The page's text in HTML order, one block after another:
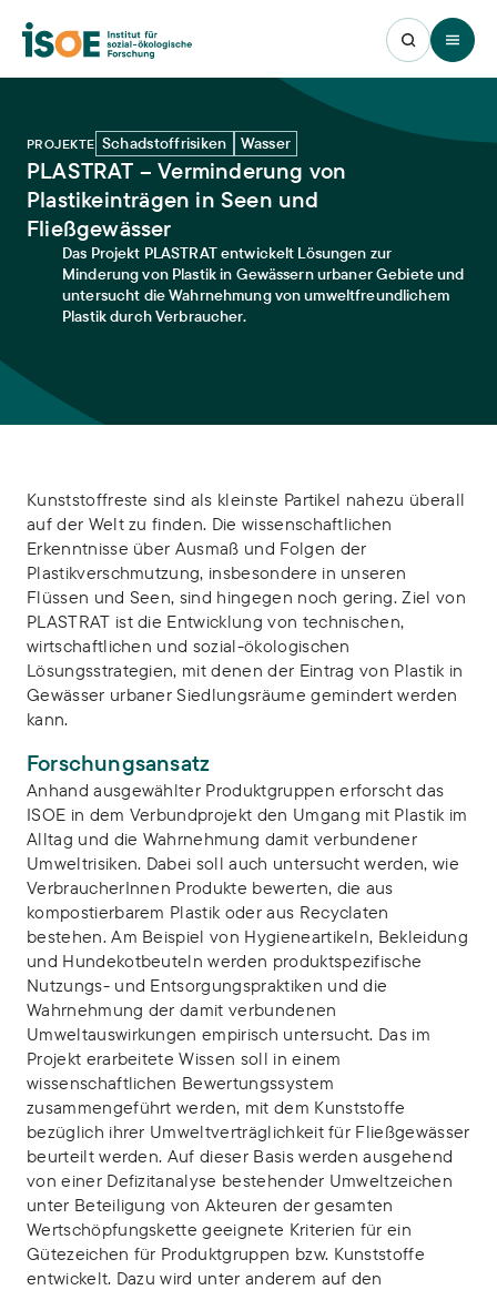
Open
PROJEKTE Schadstoffrisiken Wasser
PLASTRAT – Verminderung von
Plastikeinträgen in Seen und
Fließgewässer
Das Projekt PLASTRAT entwickelt Lösungen zur
Minderung von Plastik in Gewässern urbaner Gebiete und
untersucht die Wahrnehmung von umweltfreundlichem
Plastik durch Verbraucher.
Kunststoffreste sind als kleinste Partikel nahezu überall
auf der Welt zu finden. Die wissenschaftlichen
Erkenntnisse über Ausmaß und Folgen der
Plastikverschmutzung, insbesondere in unseren
Flüssen und Seen, sind hingegen noch gering. Ziel von
PLASTRAT ist die Entwicklung von technischen,
wirtschaftlichen und sozial-ökologischen
Lösungsstrategien, mit denen der Eintrag von Plastik in
Gewässer urbaner Siedlungsräume gemindert werden
kann.
Forschungsansatz
Anhand ausgewählter Produktgruppen erforscht das
ISOE in dem Verbundprojekt den Umgang mit Plastik im
Alltag und die Wahrnehmung damit verbundener
Umweltrisiken. Dabei soll auch untersucht werden, wie
VerbraucherInnen Produkte bewerten, die aus
kompostierbarem Plastik oder aus Recyclaten
bestehen. Am Beispiel von Hygieneartikeln, Bekleidung
und Hundekotbeuteln werden produktspezifische
Nutzungs- und Entsorgungspraktiken und die
Wahrnehmung der damit verbundenen
Umweltauswirkungen empirisch untersucht. Das im
Projekt erarbeitete Wissen soll in einem
wissenschaftlichen Bewertungssystem
zusammengeführt werden, mit dem Kunststoffe
bezüglich ihrer Umweltverträglichkeit für Fließgewässer
beurteilt werden. Auf dieser Basis werden ausgehend
von einer Defizitanalyse bestehender Umweltzeichen
unter Beteiligung von Akteuren der gesamten
Wertschöpfungskette geeignete Kriterien für ein
Gütezeichen für Produktgruppen bzw. Kunststoffe
entwickelt. Dazu wird unter anderem auf den